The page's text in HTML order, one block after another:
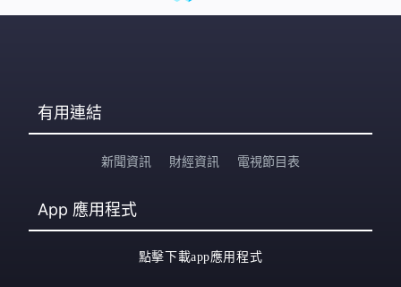
有用連結
新聞資訊 財經資訊 電視節目表
App 應用程式
點擊下載app應用程式